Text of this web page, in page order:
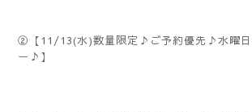
②【11/13(水)数量限定♪ご予約優先♪水曜日
ー♪】